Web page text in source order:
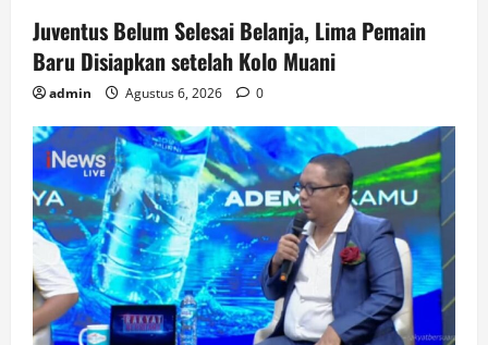
Juventus Belum Selesai Belanja, Lima Pemain
Baru Disiapkan setelah Kolo Muani
admin Agustus 6, 2026 0